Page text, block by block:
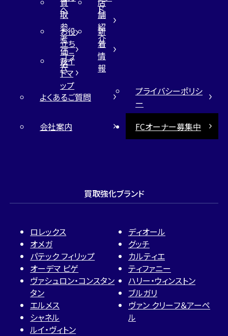
へ
ド
取
参
考
価
格
舗
紹
介
お役
立ち
コラ
ム
新
着
情
報
サイ
トマ
ップ
よくあるご質問
プライバシーポリシ
ー
会社案内
FCオーナー募集中
買取強化ブランド
ロレックス
オメガ
パテック フィリップ
オーデマ ピゲ
ヴァシュロン・コンスタン
タン
エルメス
シャネル
ルイ・ヴィトン
ディオール
グッチ
カルティエ
ティファニー
ハリー・ウィンストン
ブルガリ
ヴァン クリーフ＆アーペ
ル